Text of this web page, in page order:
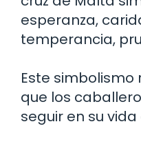
esperanza,
temperancia,
Este simbolismo
que los
seguir en su vida